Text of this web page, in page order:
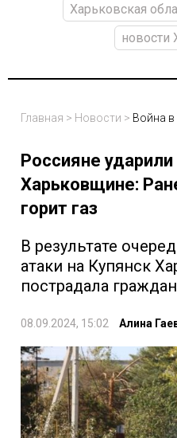
Харьковская
новости
Главная > Новости > Война в
Россияне ударили
Харьковщине:
горит газ
В результате
атаки на Купянск
пострадала
08.09.2024, 15:02 Алина